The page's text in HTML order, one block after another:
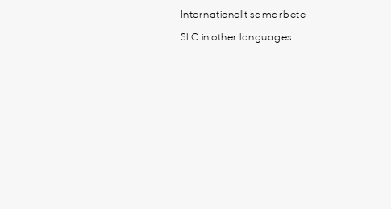
Internationellt samarbete
SLC in other languages